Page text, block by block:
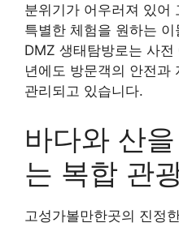
분위기가 어우러져 있어
특별한 체험을 원하는
DMZ 생태탐방로는 사
년에도 방문객의 안전과
관리되고 있습니다.
바다와 산
는 복합 관
고성가볼만한곳의 진정